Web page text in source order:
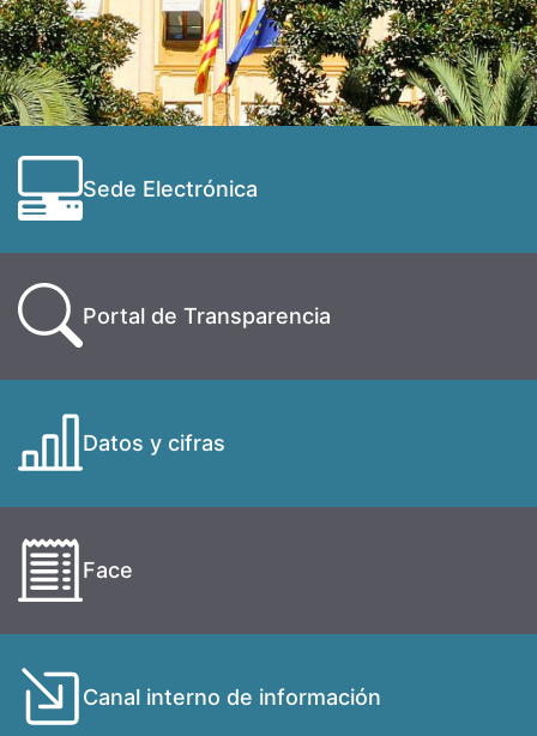
Sede Electrónica
Portal de Transparencia
Datos y cifras
Face
Canal interno de información